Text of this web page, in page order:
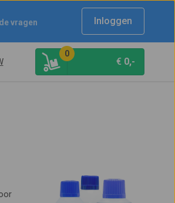
vragen Inloggen
0
€ 0,-